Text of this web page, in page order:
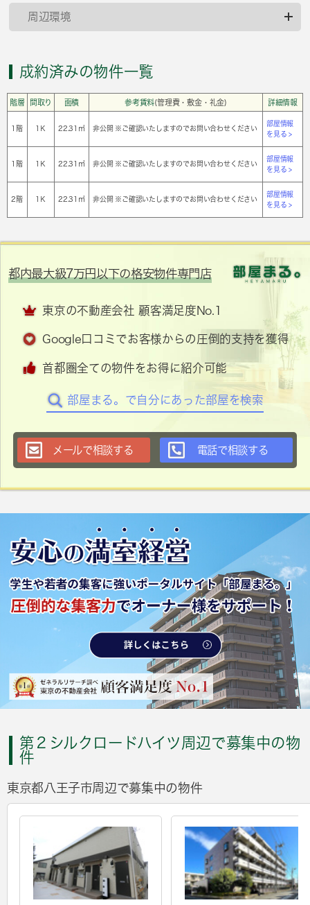
周辺環境
成約済みの物件一覧
階層 間取り 面積 参考賃料(管理費・敷金・礼金) 詳細情報
1階 1Ｋ 22.31㎡ 非公開 ※ご確認いたしますのでお問い合わせください
部屋情報
を見る >
1階 1Ｋ 22.31㎡ 非公開 ※ご確認いたしますのでお問い合わせください
部屋情報
を見る >
2階 1Ｋ 22.31㎡ 非公開 ※ご確認いたしますのでお問い合わせください
部屋情報
を見る >
都内最大級7万円以下の格安物件専門店
東京の不動産会社 顧客満足度No.1
Google口コミでお客様からの圧倒的支持を獲得
首都圏全ての物件をお得に紹介可能
部屋まる。で自分にあった部屋を検索
メールで相談する 電話で相談する
第２シルクロードハイツ周辺で募集中の物
件
東京都八王子市周辺で募集中の物件